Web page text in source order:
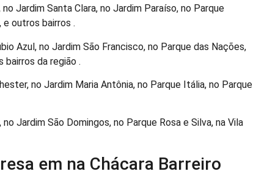
Jardim Santa Clara, no Jardim Paraíso, no Parque
e outros bairros .
Azul, no Jardim São Francisco, no Parque das Nações,
bairros da região .
no Jardim Maria Antônia, no Parque Itália, no Parque
Jardim São Domingos, no Parque Rosa e Silva, na Vila
em na Chácara Barreiro